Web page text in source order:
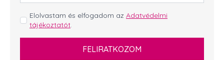
GDPR
*
Elolvastam és elfogadom az Adatvédelmi
tájékoztatót.
FELIRATKOZOM